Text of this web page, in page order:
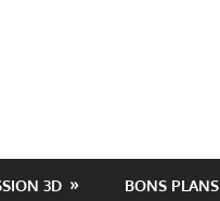
3D BONS PLANS